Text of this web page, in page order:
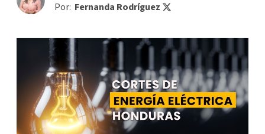
Por: Fernanda Rodríguez